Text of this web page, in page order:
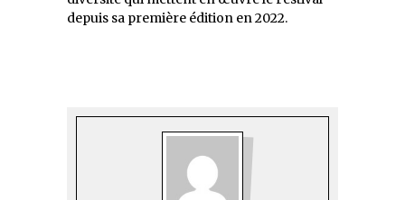
depuis sa première édition en 2022.